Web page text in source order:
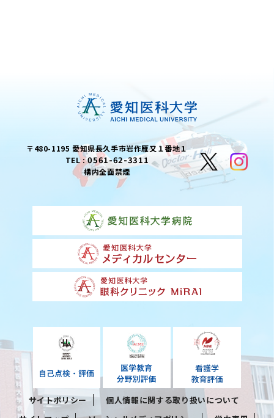
〒480-1195 愛知県長久手市岩作雁又１番地１
TEL :0561-62-3311
構内全面禁煙
サイトポリシー
個人情報に関する取り扱いについて